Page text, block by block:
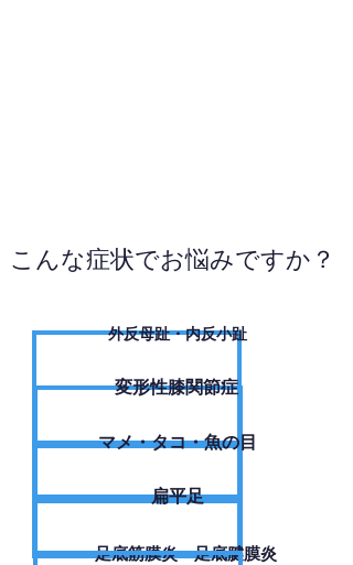
こんな症状でお悩みですか？
外反母趾・内反小趾
変形性膝関節症
​マメ・タコ・魚の目
扁平足
足底筋膜炎・足底腱膜炎